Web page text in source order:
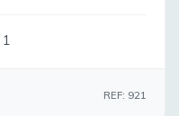
1
REF: 921